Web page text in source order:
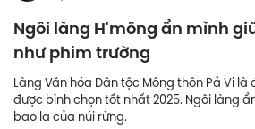
Ngôi làng H'mông ẩn mình
như phim trường
Làng Văn hóa Dân tộc Mông thôn Pả Vi
được bình chọn tốt nhất 2025. Ngôi làng
bao la của núi rừng.